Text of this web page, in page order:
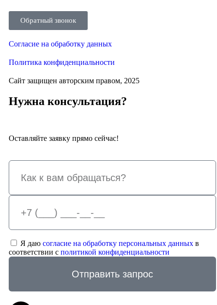
Обратный звонок
Согласие на обработку данных
Политика конфиденциальности
Сайт защищен авторским правом, 2025
Нужна консультация?
Оставляйте заявку прямо сейчас!
Я даю согласие на обработку персональных данных в
соответствии с политикой конфиденциальности
Отправить запрос